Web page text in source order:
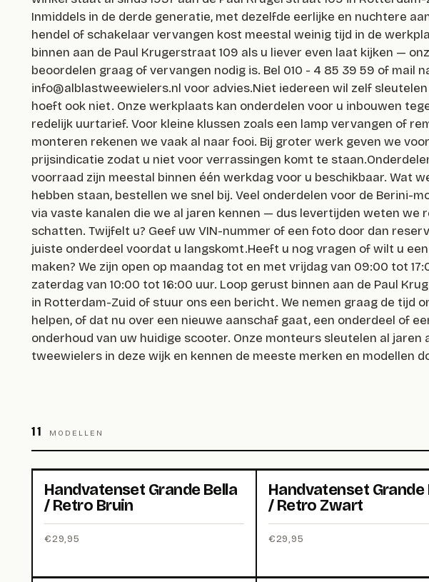
Inmiddels in de derde generatie, met dezelfde eerlijke en nuchtere
hendel of schakelaar vervangen kost meestal weinig tijd in de
binnen aan de Paul Krugerstraat 109 als u liever even laat kijken —
beoordelen graag of vervangen nodig is. Bel 010 - 4 85 39 59 of mail
info@alblastweewielers.nl voor advies.Niet iedereen wil zelf
hoeft ook niet. Onze werkplaats kan onderdelen voor u inbouwen
redelijk uurtarief. Voor kleine klussen zoals een lamp vervangen of
monteren rekenen we vaak al naar fooi. Bij groter werk geven we
prijsindicatie zodat u niet voor verrassingen komt te
voorraad zijn meestal binnen één werkdag voor u beschikbaar. Wat
hebben staan, bestellen we snel bij. Veel onderdelen voor de Berini-
via vaste kanalen die we al jaren kennen — dus levertijden weten we
schatten. Twijfelt u? Geef uw VIN-nummer of een foto door dan
juiste onderdeel voordat u langskomt.Heeft u nog vragen of wilt u
maken? We zijn open op maandag tot en met vrijdag van 09:00 tot
zaterdag van 10:00 tot 16:00 uur. Loop gerust binnen aan de Paul
in Rotterdam-Zuid of stuur ons een bericht. We nemen graag de tijd
helpen, of dat nu over een nieuwe aanschaf gaat, een onderdeel of
onderhoud van uw huidige scooter. Onze monteurs sleutelen al jaren
tweewielers in deze wijk en kennen de meeste merken en modellen
11 MODELLEN
Handvatenset Grande Bella
/ Retro Bruin
€29,95
Handvatenset Grande
/ Retro Zwart
€29,95